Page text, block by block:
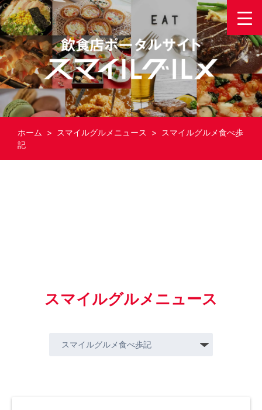
ホーム > スマイルグルメニュース
> スマイルグルメ食べ歩
記
スマイルグルメニュース